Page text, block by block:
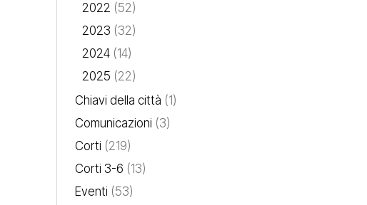
2022 (52)
2023 (32)
2024(14)
2025 (22)
Chiavi della città (1)
Comunicazioni (3)
Corti (219)
Corti 3-6 (13)
Eventi (53)